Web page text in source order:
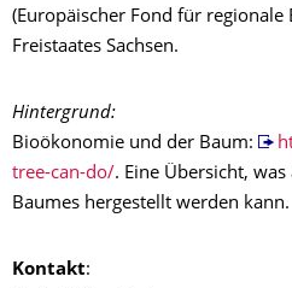
(Europäischer Fond für regionale
Freistaates Sachsen.
Hintergrund:
Bioökonomie und der Baum:
tree-can-do/. Eine Übersicht,
Baumes hergestellt werden kann.
Kontakt: